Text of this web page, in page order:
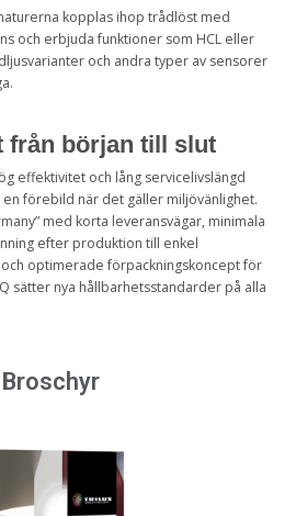
kopplas ihop trådlöst med
och erbjuda funktioner som HCL eller
och andra typer av sensorer
från början till slut
effektivitet och lång servicelivslängd
en förebild när det gäller miljövänlighet.
med korta leveransvägar, minimala
efter produktion till enkel
optimerade förpackningskoncept för
sätter nya hållbarhetsstandarder på alla
Broschyr